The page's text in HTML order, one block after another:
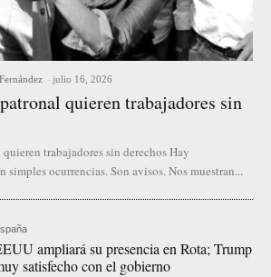
- julio 16, 2026
quieren trabajadores sin
trabajadores sin derechos Hay
simples ocurrencias. Son avisos. Nos muestran...
ampliará su presencia en Rota; Trump
satisfecho con el gobierno